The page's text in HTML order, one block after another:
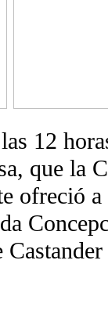
12
que la
ofreció